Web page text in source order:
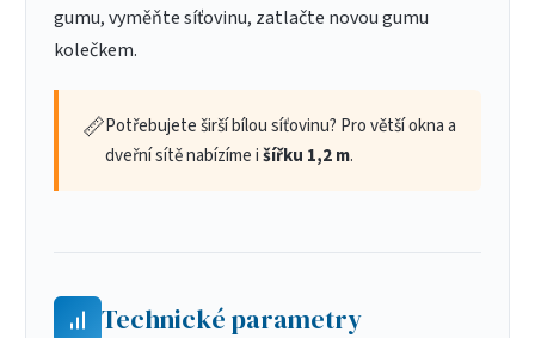
gumu, vyměňte síťovinu, zatlačte novou gumu
kolečkem.
📏Potřebujete širší bílou síťovinu? Pro větší okna a
dveřní sítě nabízíme išířku 1,2 m.
Technické parametry